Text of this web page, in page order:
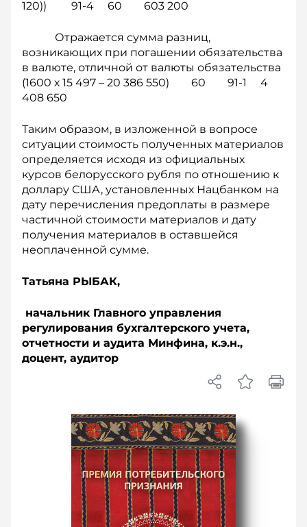
120)) 91-4 60 603 200
Отражается сумма разниц,
возникающих при погашении обязательства
в валюте, отличной от валюты обязательства
(1600 х 15 497 – 20 386 550) 60 91-1 4
408 650
Таким образом, в изложенной в вопросе
ситуации стоимость полученных материалов
определяется исходя из официальных
курсов белорусского рубля по отношению к
доллару США, установленных Нацбанком на
дату перечисления предоплаты в размере
частичной стоимости материалов и дату
получения материалов в оставшейся
неоплаченной сумме.
Татьяна РЫБАК,
начальник Главного управления
регулирования бухгалтерского учета,
отчетности и аудита Минфина, к.э.н.,
доцент, аудитор